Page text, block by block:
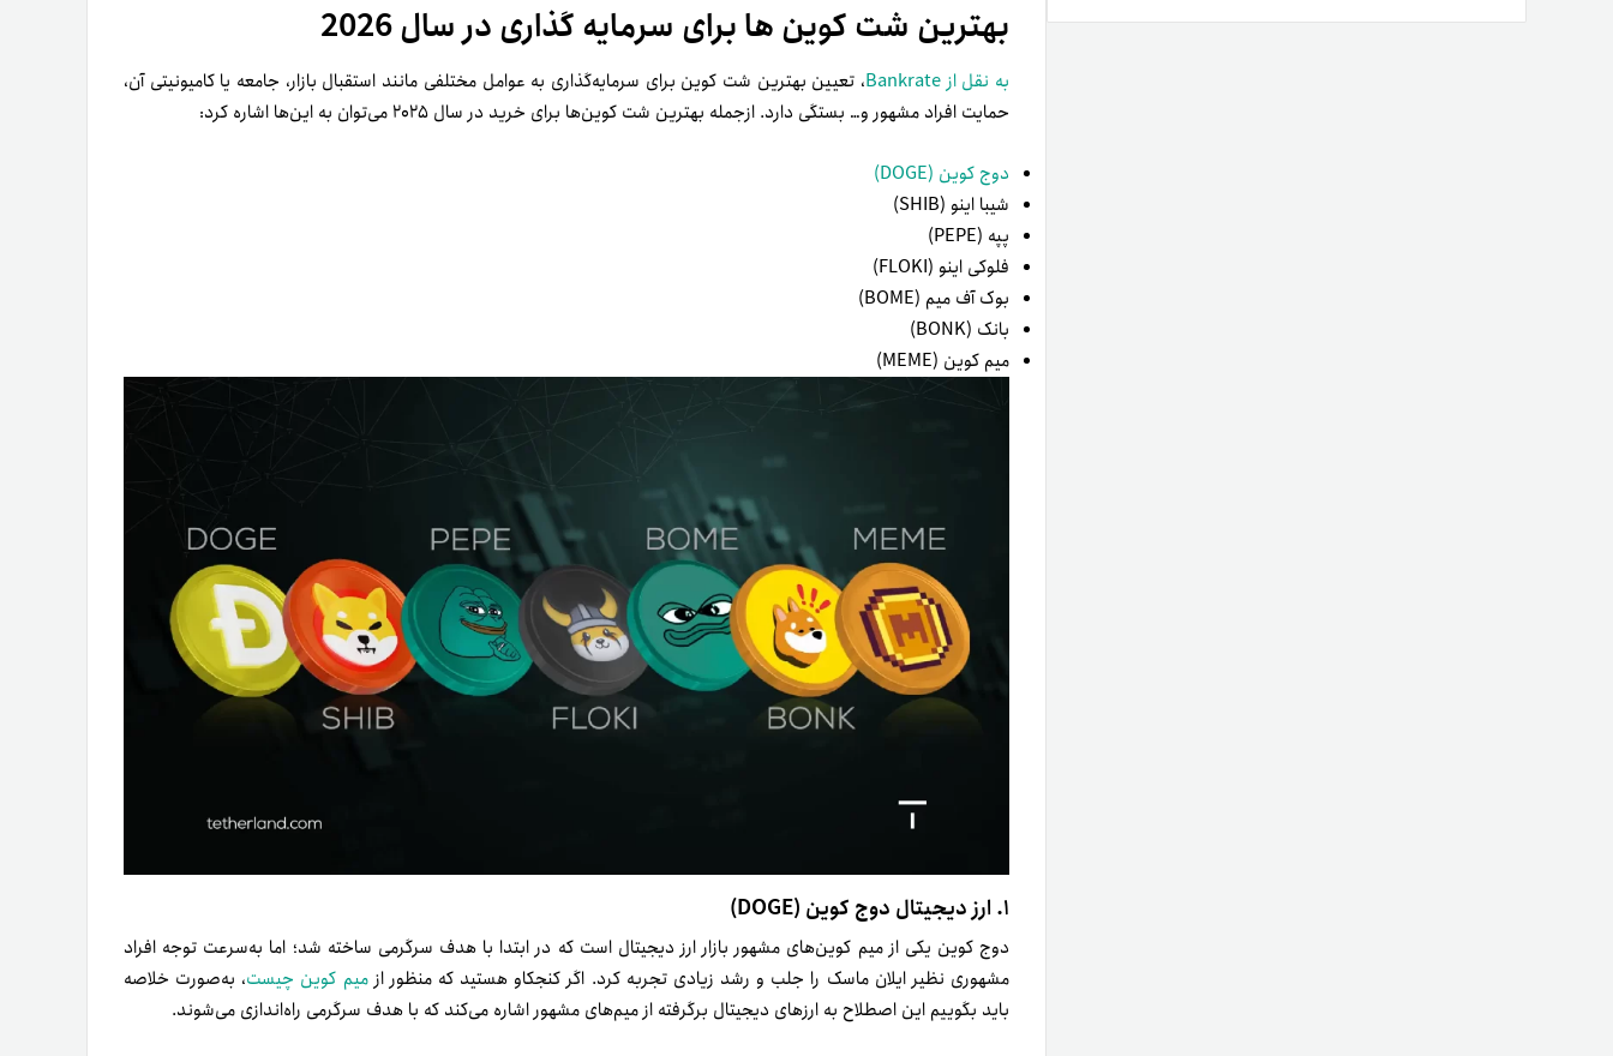
بهترین شت کوین ها برای سرمایه گذاری در سال 2026
به نقل از Bankrate
، تعیین بهترین شت کوین برای سرمایه‌گذاری به عوامل مختلفی مانند استقبال بازار، جامعه یا کامیونیتی آن،
حمایت افراد مشهور و… بستگی دارد. ازجمله بهترین شت کوین‌ها برای خرید در سال ۲۰۲۵ می‌توان به این‌ها اشاره کرد:
دوج کوین (DOGE)
شیبا اینو (SHIB)
پپه (PEPE)
فلوکی اینو (FLOKI)
بوک آف میم (BOME)
بانک (BONK)
میم کوین (MEME)
۱. ارز دیجیتال دوج کوین (DOGE)
دوج کوین یکی از میم کوین‌های مشهور بازار ارز دیجیتال است که در ابتدا با هدف سرگرمی ساخته شد؛ اما به‌سرعت توجه افراد
مشهوری نظیر ایلان ماسک را جلب و رشد زیادی تجربه کرد. اگر کنجکاو هستید که منظور ازمیم کوین چیست، به‌صورت خلاصه
باید بگوییم این اصطلاح به ارزهای دیجیتال برگرفته از میم‌های مشهور اشاره می‌کند که با هدف سرگرمی راه‌اندازی می‌شوند.